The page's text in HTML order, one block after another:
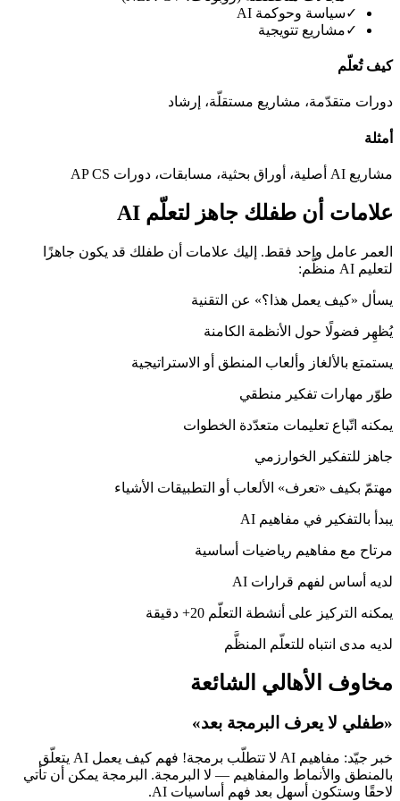
✓سياسة وحوكمة AI
✓مشاريع تتويجية
كيف تُعلّم
دورات متقدّمة، مشاريع مستقلّة، إرشاد
أمثلة
مشاريع AI أصلية، أوراق بحثية، مسابقات، دورات AP CS
علامات أن طفلك جاهز لتعلّم AI
العمر عامل واحد فقط. إليك علامات أن طفلك قد يكون جاهزًا
لتعليم AI منظَّم:
يسأل «كيف يعمل هذا؟» عن التقنية
يُظهِر فضولًا حول الأنظمة الكامنة
يستمتع بالألغاز وألعاب المنطق أو الاستراتيجية
طوّر مهارات تفكير منطقي
يمكنه اتّباع تعليمات متعدّدة الخطوات
جاهز للتفكير الخوارزمي
مهتمّ بكيف «تعرف» الألعاب أو التطبيقات الأشياء
يبدأ بالتفكير في مفاهيم AI
مرتاح مع مفاهيم رياضيات أساسية
لديه أساس لفهم قرارات AI
يمكنه التركيز على أنشطة التعلّم 20+ دقيقة
لديه مدى انتباه للتعلّم المنظَّم
مخاوف الأهالي الشائعة
«طفلي لا يعرف البرمجة بعد»
خبر جيّد: مفاهيم AI لا تتطلّب برمجة! فهم كيف يعمل AI يتعلّق
بالمنطق والأنماط والمفاهيم — لا البرمجة. البرمجة يمكن أن تأتي
لاحقًا وستكون أسهل بعد فهم أساسيات AI.